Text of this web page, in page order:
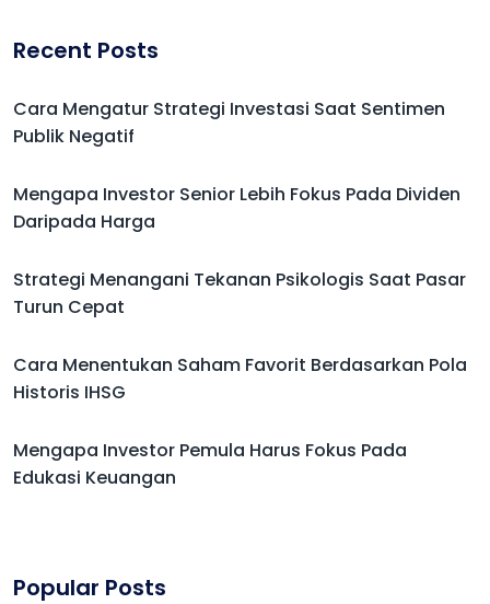
Recent Posts
Cara Mengatur Strategi Investasi Saat Sentimen
Publik Negatif
Mengapa Investor Senior Lebih Fokus Pada Dividen
Daripada Harga
Strategi Menangani Tekanan Psikologis Saat Pasar
Turun Cepat
Cara Menentukan Saham Favorit Berdasarkan Pola
Historis IHSG
Mengapa Investor Pemula Harus Fokus Pada
Edukasi Keuangan
Popular Posts